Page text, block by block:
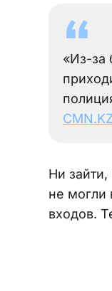
«Из-за
Ни
не могли
входов.